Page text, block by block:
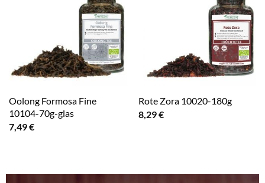
Oolong Formosa Fine
10104-70g-glas
7,49€
Rote Zora 10020-180g
8,29€